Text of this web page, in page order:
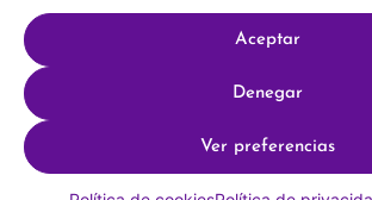
Aceptar
Denegar
Ver preferencias
Hecho con por SocialCo ©
Política de
Política de cookies